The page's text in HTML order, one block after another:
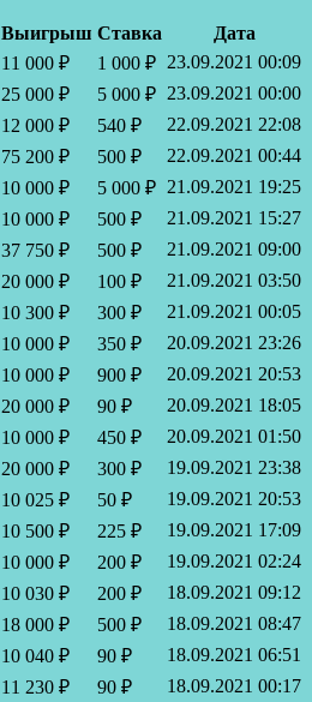
Выигрыш Ставка
Дата
11 000 ₽ 1 000 ₽ 23.09.2021 00:09
25 000 ₽ 5 000 ₽ 23.09.2021 00:00
12 000 ₽ 540 ₽
22.09.2021 22:08
75 200 ₽ 500 ₽
22.09.2021 00:44
10 000 ₽ 5 000 ₽ 21.09.2021 19:25
10 000 ₽ 500 ₽
21.09.2021 15:27
37 750 ₽ 500 ₽
21.09.2021 09:00
20 000 ₽ 100 ₽
21.09.2021 03:50
10 300 ₽ 300 ₽
21.09.2021 00:05
10 000 ₽ 350 ₽
20.09.2021 23:26
10 000 ₽ 900 ₽
20.09.2021 20:53
20 000 ₽ 90 ₽
20.09.2021 18:05
10 000 ₽ 450 ₽
20.09.2021 01:50
20 000 ₽ 300 ₽
19.09.2021 23:38
10 025 ₽ 50 ₽
19.09.2021 20:53
10 500 ₽ 225 ₽
19.09.2021 17:09
10 000 ₽ 200 ₽
19.09.2021 02:24
10 030 ₽ 200 ₽
18.09.2021 09:12
18 000 ₽ 500 ₽
18.09.2021 08:47
10 040 ₽ 90 ₽
18.09.2021 06:51
11 230 ₽ 90 ₽
18.09.2021 00:17